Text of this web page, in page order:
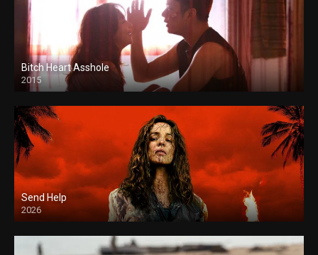
Bitch Heart Asshole
2015
Send Help
2026